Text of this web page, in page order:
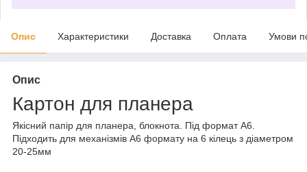
Опис Характеристики Доставка Оплата Умови
Опис
Картон для планера
Якісний папір для планера, блокнота. Під формат А6.
Підходить для механізмів А6 формату на 6 кілець з діаметром
20-25мм